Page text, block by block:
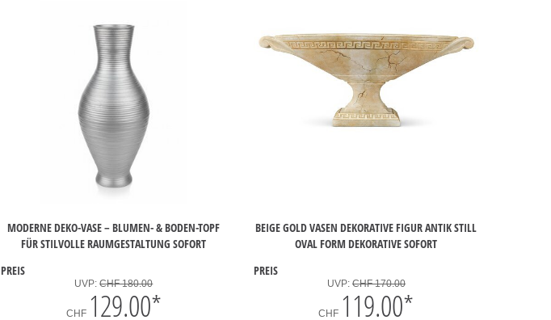
MODERNE DEKO-VASE – BLUMEN- & BODEN-TOPF
FÜR STILVOLLE RAUMGESTALTUNG SOFORT
PREIS
UVP:CHF 180.00
CHF 129.00*
BEIGE GOLD VASEN DEKORATIVE FIGUR ANTIK STILL
OVAL FORM DEKORATIVE SOFORT
PREIS
UVP: CHF 170.00
CHF 119.00*